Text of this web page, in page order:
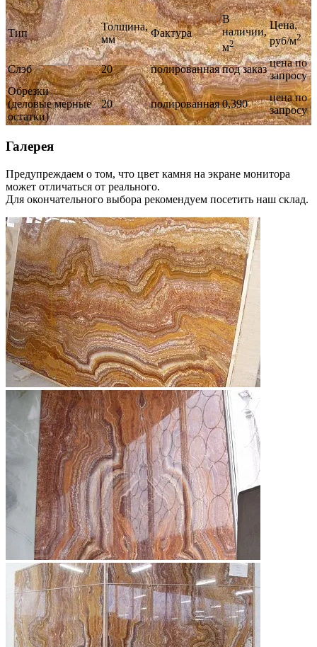
Тип
Толщина,
мм
Фактура
В
наличии,
м2
Цена,
руб/м2
Слэб 20 полированная под заказ
цена по
запросу
Обрезки
(деловые мерные
остатки)
20 полированная 0,390
цена по
запросу
Галерея
Предупреждаем о том, что цвет камня на экране монитора
может отличаться от реального.
Для окончательного выбора рекомендуем посетить наш склад.